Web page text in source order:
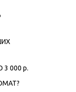
000 р.